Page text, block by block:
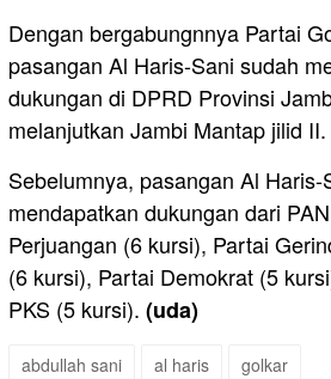
Dengan bergabungnnya Partai
pasangan Al Haris-Sani sudah
dukungan di DPRD Provinsi
melanjutkan Jambi Mantap jilid II.
Sebelumnya, pasangan Al Haris-
mendapatkan dukungan dari
Perjuangan (6 kursi), Partai
(6 kursi), Partai Demokrat (5
PKS (5 kursi). (uda)
abdullah sani al haris
golkar